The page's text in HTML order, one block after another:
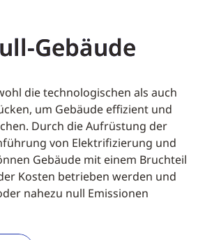
Gebäude
die technologischen als auch
um Gebäude effizient und
Durch die Aufrüstung der
von Elektrifizierung und
Gebäude mit einem Bruchteil
Kosten betrieben werden und
nahezu null Emissionen